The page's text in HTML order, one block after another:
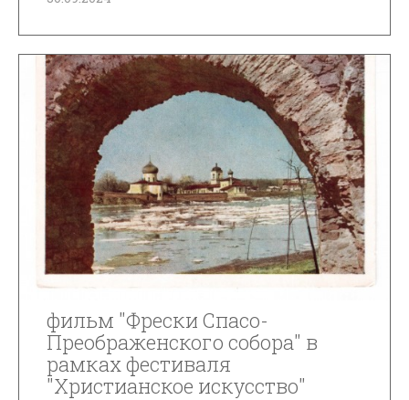
фильм "Фрески Спасо-
Преображенского собора" в
рамках фестиваля
"Христианское искусство"